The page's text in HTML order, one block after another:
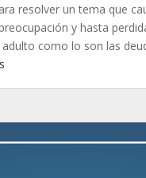
resolver un tema que
y hasta
como lo son las